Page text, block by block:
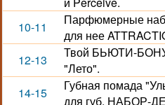
10-11
Парфюмерные
для нее
12-13
Твой БЬЮТИ-
"Лето".
14-15
Губная помада
для губ. НАБОР-